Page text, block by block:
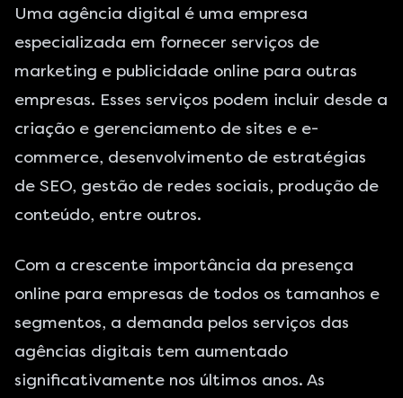
Uma agência digital é uma empresa
especializada em fornecer serviços de
marketing e publicidade online para outras
empresas. Esses serviços podem incluir desde a
criação e gerenciamento de sites e e-
commerce, desenvolvimento de estratégias
de SEO, gestão de redes sociais, produção de
conteúdo, entre outros.
Com a crescente importância da presença
online para empresas de todos os tamanhos e
segmentos, a demanda pelos serviços das
agências digitais tem aumentado
significativamente nos últimos anos. As